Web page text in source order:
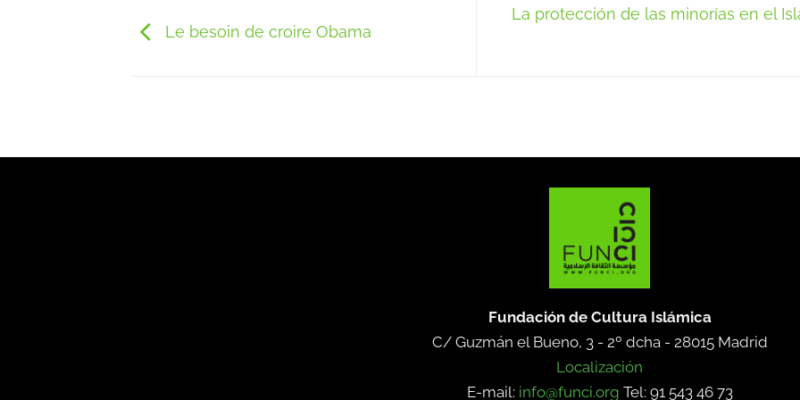
Le besoin de croire Obama
La protección de las minorías en el
Fundación de Cultura Islámica
C/ Guzmán el Bueno, 3 - 2º dcha - 28015 Madrid
Localización
E-mail: info@funci.org Tel: 91 543 46 73